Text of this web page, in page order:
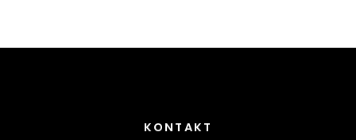
KONTAKT